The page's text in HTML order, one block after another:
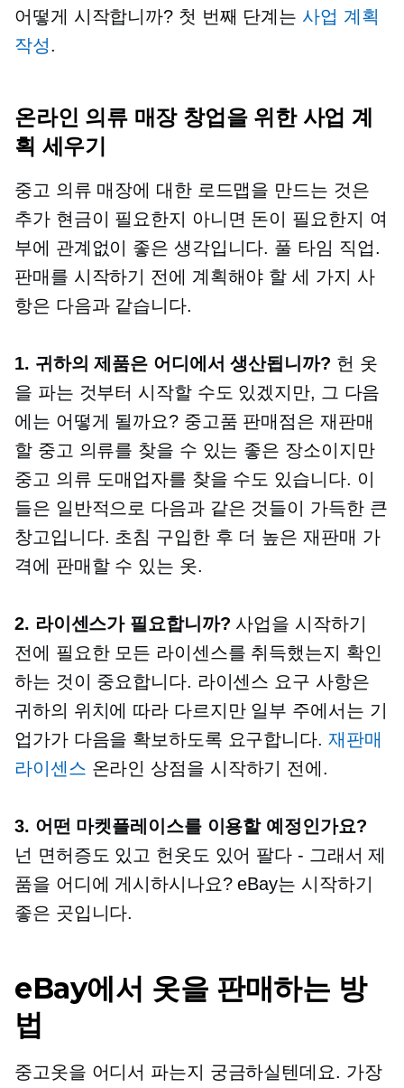
어떻게 시작합니까? 첫 번째 단계는 사업 계획
작성.
온라인 의류 매장 창업을 위한 사업 계
획 세우기
중고 의류 매장에 대한 로드맵을 만드는 것은
추가 현금이 필요한지 아니면 돈이 필요한지 여
부에 관계없이 좋은 생각입니다. 풀 타임 직업.
판매를 시작하기 전에 계획해야 할 세 가지 사
항은 다음과 같습니다.
1. 귀하의 제품은 어디에서 생산됩니까? 헌 옷
을 파는 것부터 시작할 수도 있겠지만, 그 다음
에는 어떻게 될까요? 중고품 판매점은 재판매
할 중고 의류를 찾을 수 있는 좋은 장소이지만
중고 의류 도매업자를 찾을 수도 있습니다. 이
들은 일반적으로 다음과 같은 것들이 가득한 큰
창고입니다. 초침 구입한 후 더 높은 재판매 가
격에 판매할 수 있는 옷.
2. 라이센스가 필요합니까? 사업을 시작하기
전에 필요한 모든 라이센스를 취득했는지 확인
하는 것이 중요합니다. 라이센스 요구 사항은
귀하의 위치에 따라 다르지만 일부 주에서는 기
업가가 다음을 확보하도록 요구합니다. 재판매
라이센스 온라인 상점을 시작하기 전에.
3. 어떤 마켓플레이스를 이용할 예정인가요?
넌 면허증도 있고 헌옷도 있어 팔다 - 그래서 제
품을 어디에 게시하시나요? eBay는 시작하기
좋은 곳입니다.
eBay에서 옷을 판매하는 방
법
중고옷을 어디서 파는지 궁금하실텐데요. 가장